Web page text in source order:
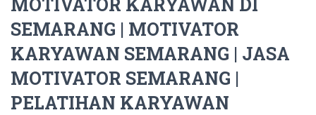
SEMARANG | MOTIVATOR
KARYAWAN SEMARANG | JASA
MOTIVATOR SEMARANG |
PELATIHAN KARYAWAN